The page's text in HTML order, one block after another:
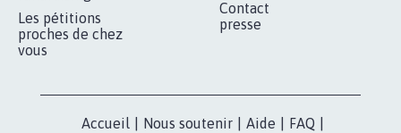
Les pétitions
proches de chez
vous
Contact
presse
Accueil Nous soutenir Aide FAQ